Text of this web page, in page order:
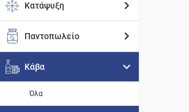
Κατάψυξη
Παντοπωλείο
Κάβα
Όλα